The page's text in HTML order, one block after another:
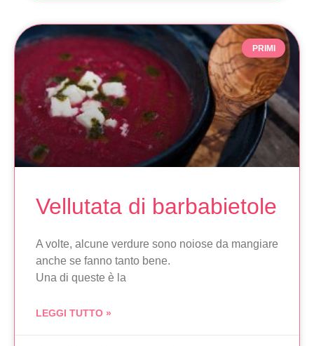
PRIMI
Vellutata di barbabietole
A volte, alcune verdure sono noiose da mangiare
anche se fanno tanto bene.
Una di queste è la
LEGGI TUTTO »